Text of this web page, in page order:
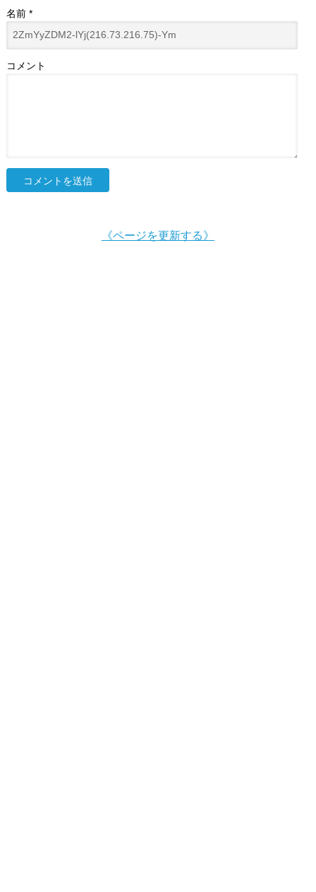
名前 *
コメント
《ページを更新する》